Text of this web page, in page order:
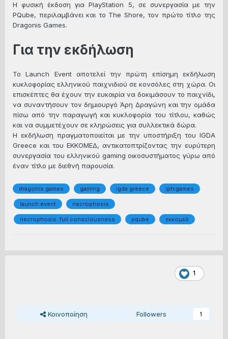
Η φυσική έκδοση για PlayStation 5, σε συνεργασία με την
PQube, περιλαμβάνει και το The Shore, τον πρώτο τίτλο της
Dragonis Games.
Για την εκδήλωση
Το Launch Event αποτελεί την πρώτη επίσημη εκδήλωση
κυκλοφορίας ελληνικού παιχνιδιού σε κονσόλες στη χώρα. Οι
επισκέπτες θα έχουν την ευκαιρία να δοκιμάσουν το παιχνίδι,
να συναντήσουν τον δημιουργό Άρη Δραγώνη και την ομάδα
πίσω από την παραγωγή και κυκλοφορία του τίτλου, καθώς
και να συμμετέχουν σε κληρώσεις για συλλεκτικά δώρα.
Η εκδήλωση πραγματοποιείται με την υποστήριξη του IGDA
Greece και του ΕΚΚΟΜΕΔ, αντικατοπτρίζοντας την ευρύτερη
συνεργασία του ελληνικού gaming οικοσυστήματος γύρω από
έναν τίτλο με διεθνή παρουσία.
dragonis games gaming igda greece iphigames
launch event necrophosis
necrophosis: full consciousness pqube εκκομεδ
1
Κοινοποίηση Followers 1